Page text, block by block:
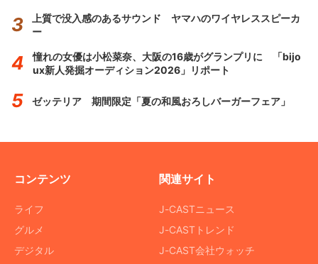
上質で没入感のあるサウンド ヤマハのワイヤレススピーカ
ー
憧れの女優は小松菜奈、大阪の16歳がグランプリに 「bijo
ux新人発掘オーディション2026」リポート
ゼッテリア 期間限定「夏の和風おろしバーガーフェア」
コンテンツ
ライフ
グルメ
デジタル
関連サイト
J-CASTニュース
J-CASTトレンド
J-CAST会社ウォッチ